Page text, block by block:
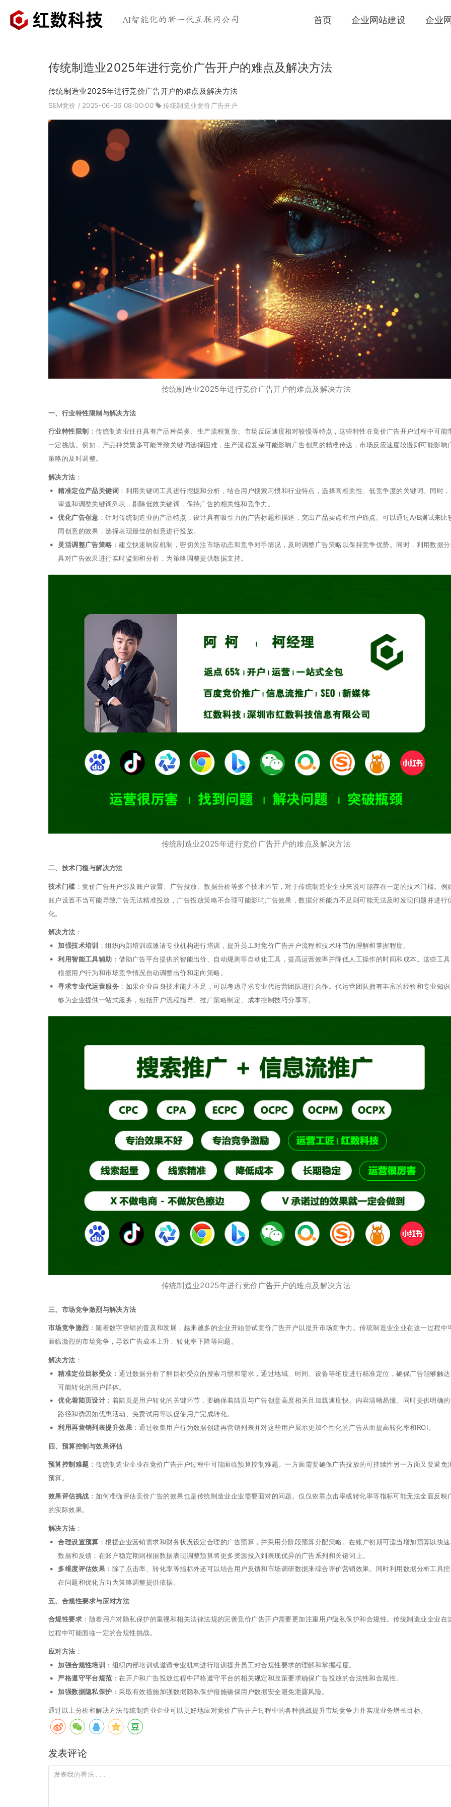
AI智能化的新一代互联网公司 首页 企业网站建设 企业
传统制造业2025年进行竞价广告开户的难点及解决方法
传统制造业2025年进行竞价广告开户的难点及解决方法
SEM竞价 / 2025-06-06 08:00:00 传统制造业竞价广告开户
传统制造业2025年进行竞价广告开户的难点及解决方法
一、行业特性限制与解决方法
行业特性限制 ：传统制造业往往具有产品种类多、生产流程复杂、市场反应速度相对较慢等特点，这些特性在竞价广告开户过程中可能
一定挑战。例如，产品种类繁多可能导致关键词选择困难，生产流程复杂可能影响广告创意的精准传达，市场反应速度较慢则可能影响
策略的及时调整。
解决方法 ：
精准定位产品关键词 ：利用关键词工具进行挖掘和分析，结合用户搜索习惯和行业特点，选择高相关性、低竞争度的关键词。同时
审查和调整关键词列表，剔除低效关键词，保持广告的相关性和竞争力。
优化广告创意 ：针对传统制造业的产品特点，设计具有吸引力的广告标题和描述，突出产品卖点和用户痛点。可以通过A/B测试来比
同创意的效果，选择表现最佳的创意进行投放。
灵活调整广告策略 ：建立快速响应机制，密切关注市场动态和竞争对手情况，及时调整广告策略以保持竞争优势。同时，利用数据
具对广告效果进行实时监测和分析，为策略调整提供数据支持。
传统制造业2025年进行竞价广告开户的难点及解决方法
二、技术门槛与解决方法
技术门槛 ：竞价广告开户涉及账户设置、广告投放、数据分析等多个技术环节，对于传统制造业企业来说可能存在一定的技术门槛。例
账户设置不当可能导致广告无法精准投放，广告投放策略不合理可能影响广告效果，数据分析能力不足则可能无法及时发现问题并进行
化。
解决方法 ：
加强技术培训 ：组织内部培训或邀请专业机构进行培训，提升员工对竞价广告开户流程和技术环节的理解和掌握程度。
利用智能工具辅助 ：借助广告平台提供的智能出价、自动规则等自动化工具，提高运营效率并降低人工操作的时间和成本。这些工
根据用户行为和市场竞争情况自动调整出价和定向策略。
寻求专业代运营服务 ：如果企业自身技术能力不足，可以考虑寻求专业代运营团队进行合作。代运营团队拥有丰富的经验和专业知
够为企业提供一站式服务，包括开户流程指导、推广策略制定、成本控制技巧分享等。
传统制造业2025年进行竞价广告开户的难点及解决方法
三、市场竞争激烈与解决方法
市场竞争激烈 ：随着数字营销的普及和发展，越来越多的企业开始尝试竞价广告开户以提升市场竞争力。传统制造业企业在这一过程中
面临激烈的市场竞争，导致广告成本上升、转化率下降等问题。
解决方法 ：
精准定位目标受众 ：通过数据分析了解目标受众的搜索习惯和需求，通过地域、时间、设备等维度进行精准定位，确保广告能够触
可能转化的用户群体。
优化着陆页设计 ：着陆页是用户转化的关键环节，要确保着陆页与广告创意高度相关且加载速度快、内容清晰易懂。同时提供明确
路径和诱因如优惠活动、免费试用等以促使用户完成转化。
利用再营销列表提升效果 ：通过收集用户行为数据创建再营销列表并对这些用户展示更加个性化的广告从而提高转化率和ROI。
四、预算控制与效果评估
预算控制难题 ：传统制造业企业在竞价广告开户过程中可能面临预算控制难题。一方面需要确保广告投放的可持续性另一方面又要避免
预算。
效果评估挑战 ：如何准确评估竞价广告的效果也是传统制造业企业需要面对的问题。仅仅依靠点击率或转化率等指标可能无法全面反映
的实际效果。
解决方法 ：
合理设置预算 ：根据企业营销需求和财务状况设定合理的广告预算，并采用分阶段预算分配策略。在账户初期可适当增加预算以快
数据和反馈；在账户稳定期则根据数据表现调整预算将更多资源投入到表现优异的广告系列和关键词上。
多维度评估效果 ：除了点击率、转化率等指标外还可以结合用户反馈和市场调研数据来综合评价营销效果。同时利用数据分析工具
在问题和优化方向为策略调整提供依据。
五、合规性要求与应对方法
合规性要求 ：随着用户对隐私保护的重视和相关法律法规的完善竞价广告开户需要更加注重用户隐私保护和合规性。传统制造业企业在
过程中可能面临一定的合规性挑战。
应对方法 ：
加强合规性培训 ：组织内部培训或邀请专业机构进行培训提升员工对合规性要求的理解和掌握程度。
严格遵守平台规范 ：在开户和广告投放过程中严格遵守平台的相关规定和政策要求确保广告投放的合法性和合规性。
加强数据隐私保护 ：采取有效措施加强数据隐私保护措施确保用户数据安全避免泄露风险。
通过以上分析和解决方法传统制造业企业可以更好地应对竞价广告开户过程中的各种挑战提升市场竞争力并实现业务增长目标。
发表评论